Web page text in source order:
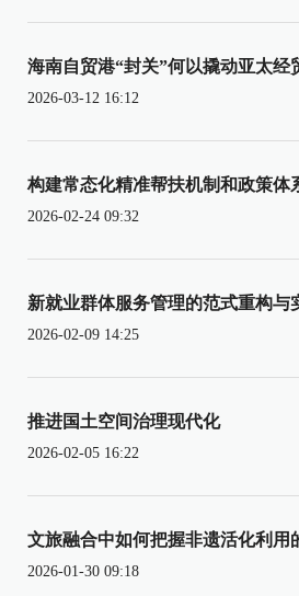
海南自贸港“封关”何以撬动亚太经
2026-03-12 16:12
构建常态化精准帮扶机制和政策体
2026-02-24 09:32
新就业群体服务管理的范式重构与
2026-02-09 14:25
推进国土空间治理现代化
2026-02-05 16:22
文旅融合中如何把握非遗活化利用
2026-01-30 09:18